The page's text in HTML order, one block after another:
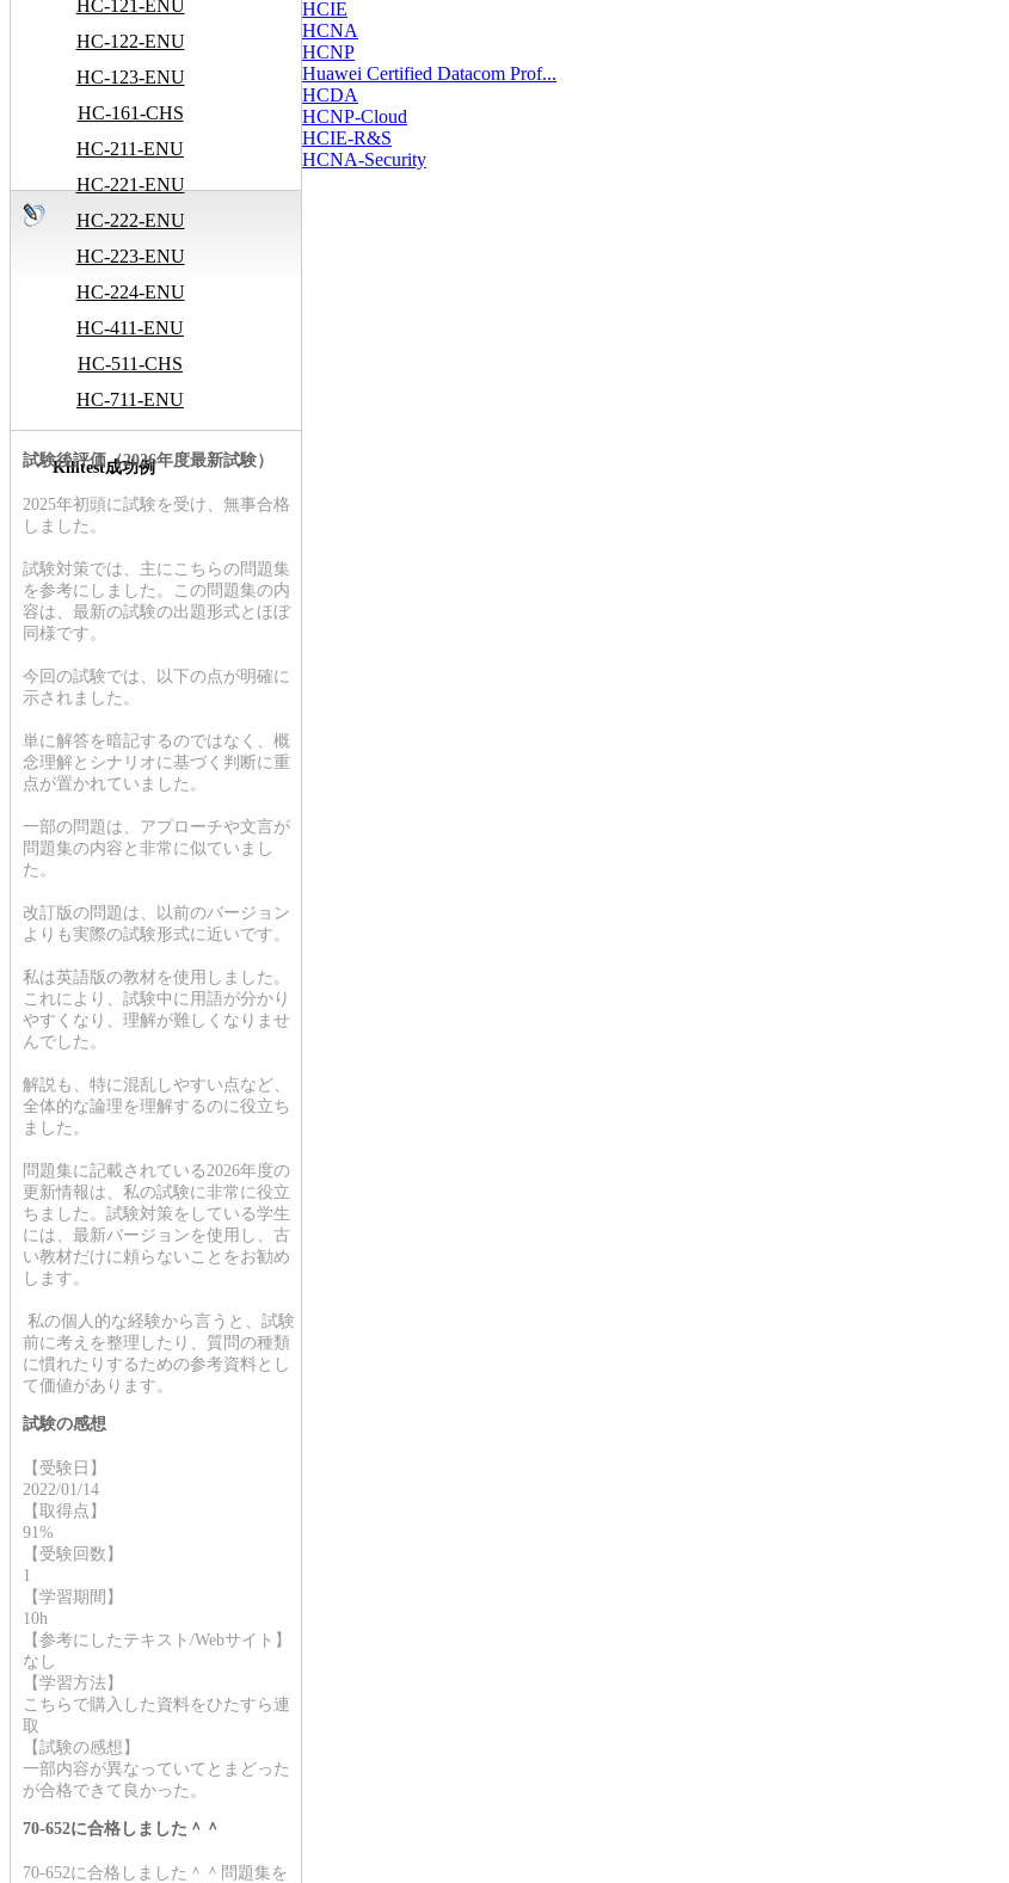
HC-121-ENU
HC-122-ENU
HC-123-ENU
HC-161-CHS
HC-211-ENU
HC-221-ENU
HC-222-ENU
HC-223-ENU
HC-224-ENU
HC-411-ENU
HC-511-CHS
HC-711-ENU
HCIE
HCNA
HCNP
Huawei Certified Datacom Prof...
HCDA
HCNP-Cloud
HCIE-R&S
HCNA-Security
Killtest成功例
試験後評価（2026年度最新試験）
2025年初頭に試験を受け、無事合格
しました。
試験対策では、主にこちらの問題集
を参考にしました。この問題集の内
容は、最新の試験の出題形式とほぼ
同様です。
今回の試験では、以下の点が明確に
示されました。
単に解答を暗記するのではなく、概
念理解とシナリオに基づく判断に重
点が置かれていました。
一部の問題は、アプローチや文言が
問題集の内容と非常に似ていまし
た。
改訂版の問題は、以前のバージョン
よりも実際の試験形式に近いです。
私は英語版の教材を使用しました。
これにより、試験中に用語が分かり
やすくなり、理解が難しくなりませ
んでした。
解説も、特に混乱しやすい点など、
全体的な論理を理解するのに役立ち
ました。
問題集に記載されている2026年度の
更新情報は、私の試験に非常に役立
ちました。試験対策をしている学生
には、最新バージョンを使用し、古
い教材だけに頼らないことをお勧め
します。
私の個人的な経験から言うと、試験
前に考えを整理したり、質問の種類
に慣れたりするための参考資料とし
て価値があります。
試験の感想
【受験日】
2022/01/14
【取得点】
91%
【受験回数】
1
【学習期間】
10h
【参考にしたテキスト/Webサイト】
なし
【学習方法】
こちらで購入した資料をひたすら連
取
【試験の感想】
一部内容が異なっていてとまどった
が合格できて良かった。
70-652に合格しました＾＾
70-652に合格しました＾＾問題集を